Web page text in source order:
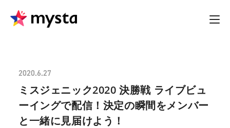
2020.6.27
ミスジェニック2020 決勝戦 ライブビュ
ーイングで配信！決定の瞬間をメンバー
と一緒に見届けよう！